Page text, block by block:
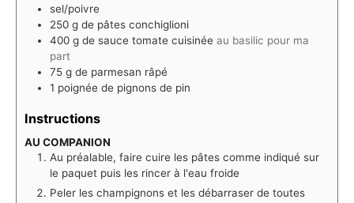
sel/poivre
250 g de pâtes conchiglioni
400 g de sauce tomate cuisinée au basilic pour ma
part
75 g de parmesan râpé
1 poignée de pignons de pin
Instructions
AU COMPANION
Au préalable, faire cuire les pâtes comme indiqué sur
le paquet puis les rincer à l'eau froide
Peler les champignons et les débarraser de toutes